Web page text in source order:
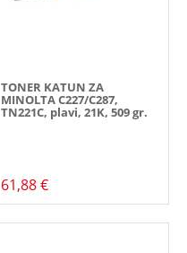
TONER KATUN ZA
MINOLTA C227/C287,
TN221C, plavi, 21K, 509 gr.
61,88 €